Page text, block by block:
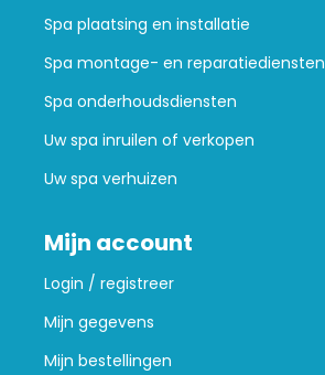
Spa plaatsing en installatie
Spa montage- en reparatiediensten
Spa onderhoudsdiensten
Uw spa inruilen of verkopen
Uw spa verhuizen
Mijn account
Login / registreer
Mijn gegevens
Mijn bestellingen